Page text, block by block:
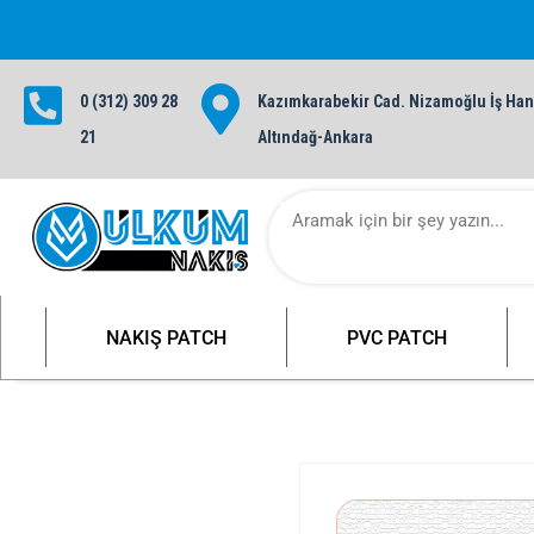
1000 TL ve üzeri siparişlerinizde
0 (312) 309 28
21
Kazımkarabekir Cad. Nizamoğlu İş
Altındağ-Ankara
NAKIŞ PATCH PVC PATCH